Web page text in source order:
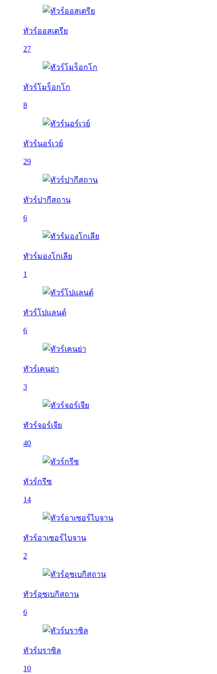
ทัวร์ออสเตรีย
27
ทัวร์โมร็อกโก
8
ทัวร์นอร์เวย์
29
ทัวร์ปากีสถาน
6
ทัวร์มองโกเลีย
1
ทัวร์โปแลนด์
6
ทัวร์เคนย่า
3
ทัวร์จอร์เจีย
40
ทัวร์กรีซ
14
ทัวร์อาเซอร์ไบจาน
2
ทัวร์อุซเบกิสถาน
6
ทัวร์บราซิล
10